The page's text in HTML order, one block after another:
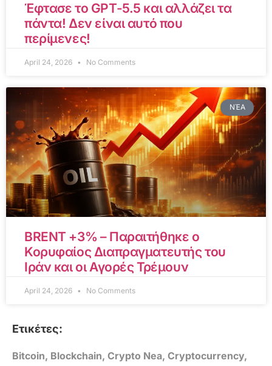
Έφτασε το GPT-5.5 και αλλάζει τα
πάντα! Δεν είναι αυτό που
περίμενες!
April 24, 2026 No Comments
ΝΈΑ
BRENT +3% – Παραιτήθηκε ο
Κορυφαίος Διαπραγματευτής του
Ιράν και οι Αγορές Τρέμουν
April 24, 2026 No Comments
Ετικέτες:
Bitcoin, Blockchain, Crypto Nea, Cryptocurrency,